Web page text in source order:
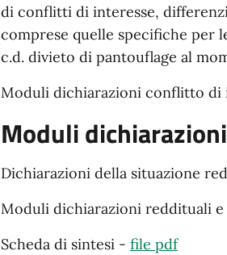
di conflitti di interesse,
comprese quelle specifiche per
c.d. divieto di pantouflage al
Moduli dichiarazioni conflitto di
Moduli
Dichiarazioni della situazione
Moduli dichiarazioni reddituali
Scheda di sintesi - file pdf